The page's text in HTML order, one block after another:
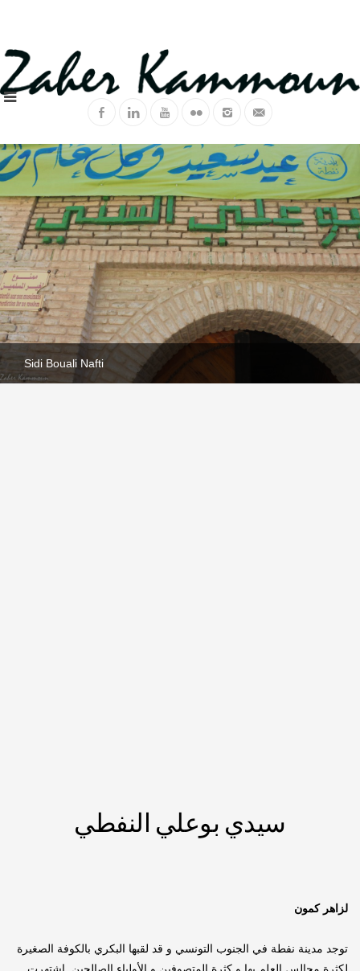
Sidi Bouali Nafti
سيدي بوعلي النفطي
لزاهر كمون
توجد مدينة نفطة في الجنوب التونسي و قد لقبها البكري بالكوفة الصغيرة